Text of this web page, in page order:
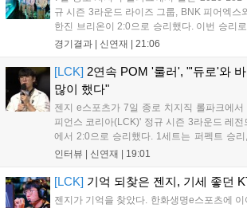
규 시즌 3라운드 라이즈 그룹, BNK 피어엑스
한진 브리온이 2:0으로 승리했다. 이번 승리
엑스를 제치고 라이즈 그룹 1위로 올라섰다. 1
경기결과 | 신연재 21:06
[LCK] 2연속 POM '룰러', "'듀로'와
많이 했다"
젠지 e스포츠가 7일 종로 치지직 롤파크에
피언스 코리아(LCK)' 정규 시즌 3라운드 레전
에서 2:0으로 승리했다. 1세트는 퍼펙트 승리
를 벌리며 25분 만에 승리하면서 말 그대로 압
하며 POM에 선정됐...
인터뷰 | 신연재 19:01
[LCK] 기억 되찾은 젠지, 기세 좋던
젠지가 기억을 찾았다. 한화생명e스포츠에